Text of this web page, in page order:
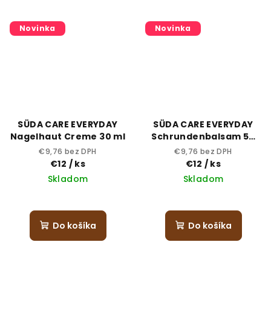
Novinka
SÜDA CARE EVERYDAY
Nagelhaut Creme 30 ml
€9,76 bez DPH
€12 / ks
Skladom
Do košíka
Novinka
SÜDA CARE EVERYDAY
Schrundenbalsam 50
ml
€9,76 bez DPH
€12 / ks
Skladom
Do košíka